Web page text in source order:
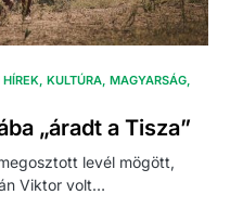
HÍREK KULTÚRA MAGYARSÁG
„áradt a Tisza”
levél mögött,
Viktor volt…